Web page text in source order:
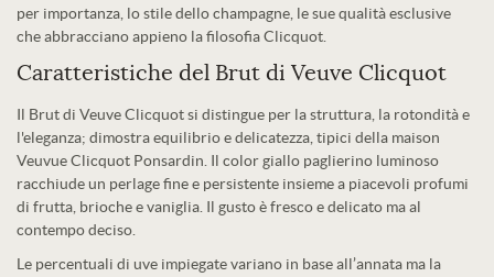
per importanza, lo stile dello champagne, le sue qualità esclusive
che abbracciano appieno la filosofia Clicquot.
Caratteristiche del Brut di Veuve Clicquot
Il Brut di Veuve Clicquot si distingue per la struttura, la rotondità e
l'eleganza; dimostra equilibrio e delicatezza, tipici della maison
Veuvue Clicquot Ponsardin. Il color giallo paglierino luminoso
racchiude un perlage fine e persistente insieme a piacevoli profumi
di frutta, brioche e vaniglia. Il gusto è fresco e delicato ma al
contempo deciso.
Le percentuali di uve impiegate variano in base all’annata ma la